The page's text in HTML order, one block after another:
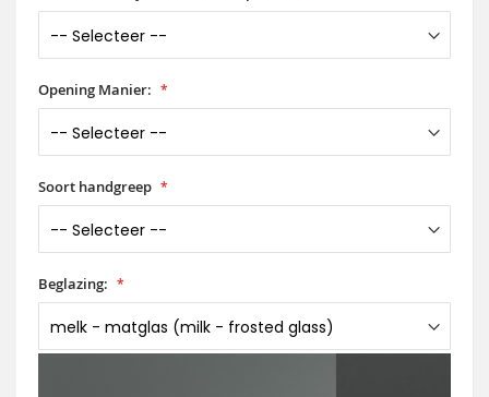
Opening Manier:
Soort handgreep
Beglazing: